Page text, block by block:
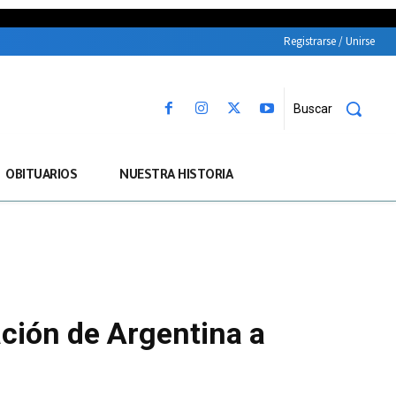
Registrarse / Unirse
Buscar
OBITUARIOS NUESTRA HISTORIA
de Argentina a